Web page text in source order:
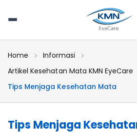
Home
Informasi
Artikel Kesehatan Mata KMN EyeCare
Tips Menjaga Kesehatan Mata
Tips Menjaga